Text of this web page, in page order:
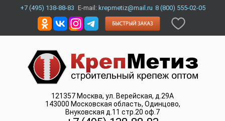
+7 (495) 138-88-83 E-mail: krepmetiz@mail.ru 8 (800) 555-02-05
121357 Москва, ул. Верейская, д.29А
143000 Московская область, Одинцово,
Внуковская д.11 стр.20 оф.7